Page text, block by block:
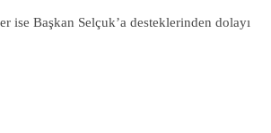
ise Başkan Selçuk’a desteklerinden dolayı